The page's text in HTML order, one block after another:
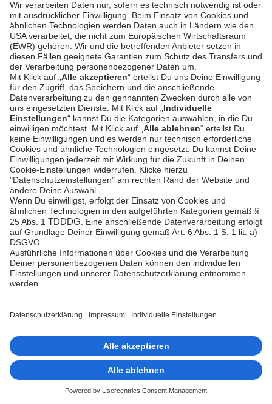
Unzer Financial Services
Unzer Financial Services - das nächste große Ding im
Unzer Ökosystem! Kontaktiere uns und sichere Dir ein
exklusives Angebot.
MEHR ZU UNZER FINANCIAL SERVICES